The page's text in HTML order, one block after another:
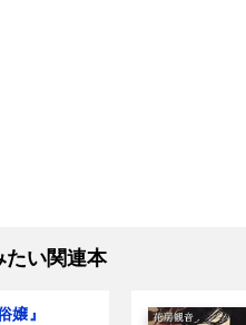
たい関連本
嬢』